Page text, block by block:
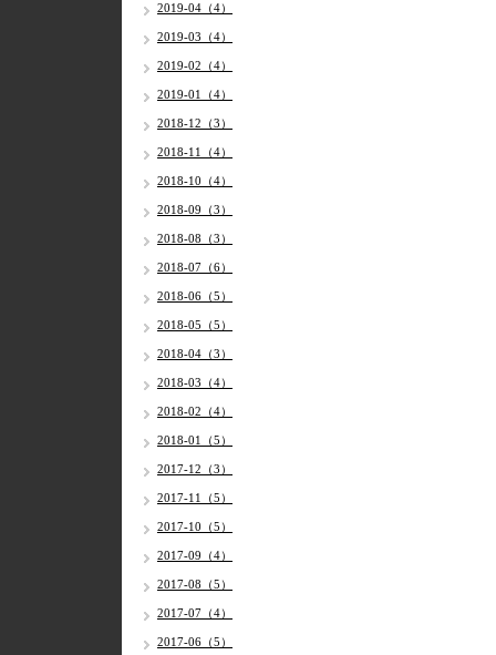
2019-04（4）
2019-03（4）
2019-02（4）
2019-01（4）
2018-12（3）
2018-11（4）
2018-10（4）
2018-09（3）
2018-08（3）
2018-07（6）
2018-06（5）
2018-05（5）
2018-04（3）
2018-03（4）
2018-02（4）
2018-01（5）
2017-12（3）
2017-11（5）
2017-10（5）
2017-09（4）
2017-08（5）
2017-07（4）
2017-06（5）